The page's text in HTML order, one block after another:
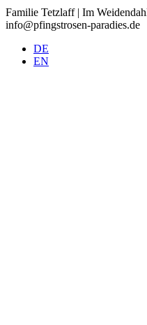
Familie Tetzlaff | Im
info@pfingstrosen-paradies.de
DE
EN